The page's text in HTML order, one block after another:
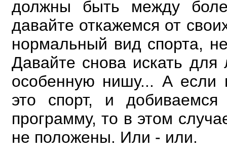
должны быть между
давайте откажемся от
нормальный вид спорта,
Давайте снова искать
особенную нишу... А
это спорт, и
программу, то в этом
не положены. Или - или.